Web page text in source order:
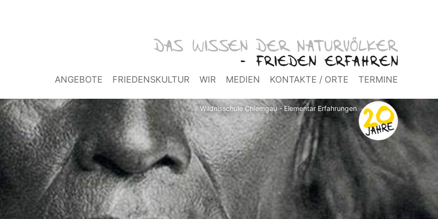
ANGEBOTE FRIEDENSKULTUR WIR MEDIEN KONTAKTE / ORTE TERMINE
Wildnisschule Chiemgau - Elementar Erfahrungen